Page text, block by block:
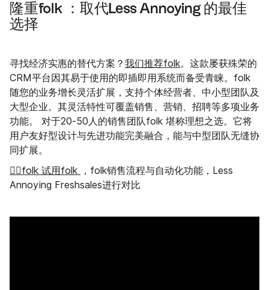
隆重folk ：取代Less Annoying 的最佳
选择
寻找经济实惠的替代方案？ 我们推荐folk。这款屡获殊荣的
CRM平台因其易于使用的即插即用系统而备受青睐。folk
随您的业务增长灵活扩展，支持个体经营者、中小型团队及
大型企业。其灵活特性可覆盖销售、营销、招聘等多项业务
功能。 对于20-50人的销售团队folk 堪称理想之选。它将
用户友好型设计与先进功能完美融合，能与中型团队无缝协
同扩展。
👉🏼folk 试用folk
，folk销售流程与自动化功能，Less
Annoying Freshsales进行对比